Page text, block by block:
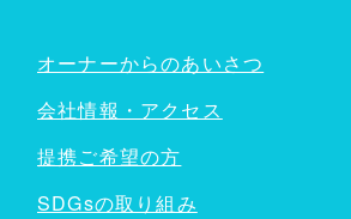
オーナーからのあいさつ
会社情報・アクセス
提携ご希望の方
SDGsの取り組み